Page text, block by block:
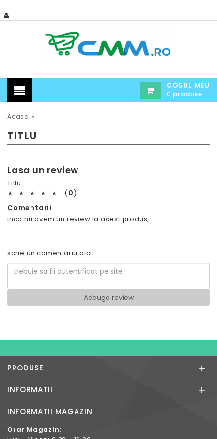
COSUL MEU
0 produse
Acasa »
TITLU
Lasa un review
Titlu
★
★ ★ ★ ★ (0)
Comentarii
inca nu avem un review la acest produs,
scrie un comentariu aici
PRODUSE +
INFORMATII +
INFORMATII MAGAZIN
Orar Magazin: